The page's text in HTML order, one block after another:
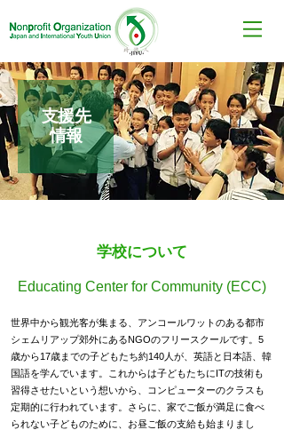
支援先
情報
学校について
Educating Center for Community (ECC)
世界中から観光客が集まる、アンコールワットのある都市
シェムリアップ郊外にあるNGOのフリースクールです。5
歳から17歳までの子どもたち約140人が、英語と日本語、韓
国語を学んでいます。これからは子どもたちにITの技術も
習得させたいという想いから、コンピューターのクラスも
定期的に行われています。さらに、家でご飯が満足に食べ
られない子どものために、お昼ご飯の支給も始まりまし